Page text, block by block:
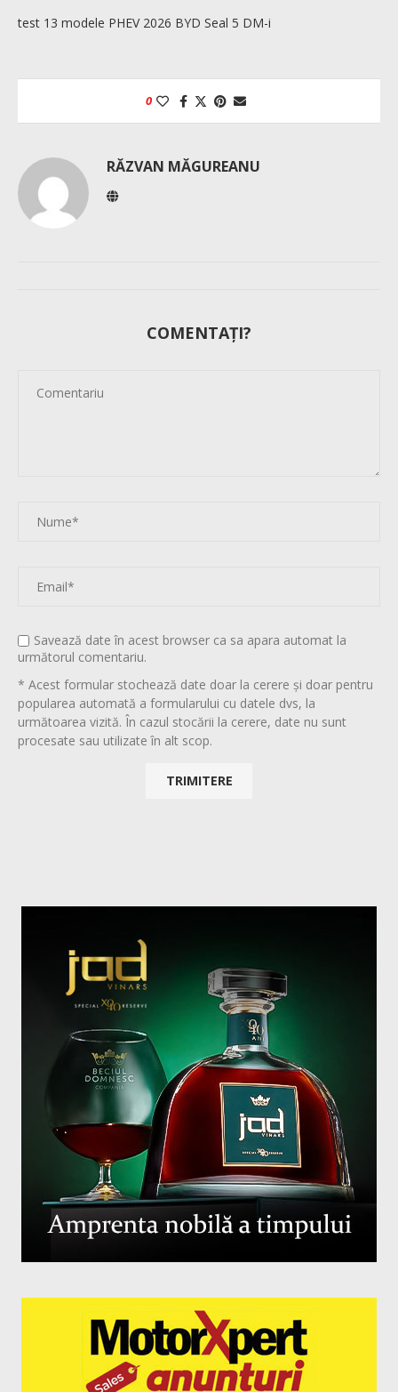
test 13 modele PHEV 2026 BYD Seal 5 DM-i
0
RĂZVAN MĂGUREANU
COMENTAȚI?
Savează date în acest browser ca sa apara automat la
următorul comentariu.
* Acest formular stochează date doar la cerere și doar pentru
popularea automată a formularului cu datele dvs, la
următoarea vizită. În cazul stocării la cerere, date nu sunt
procesate sau utilizate în alt scop.